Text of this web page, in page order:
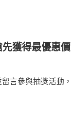
獲得最優惠價
留言參與抽獎活動，